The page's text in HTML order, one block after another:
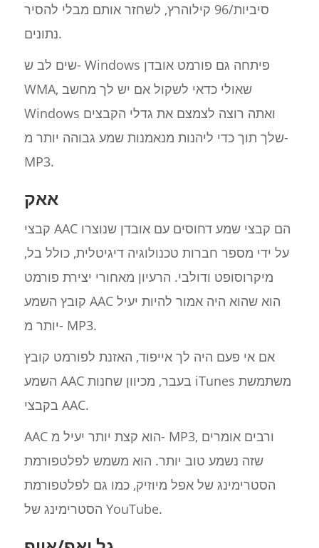
סיביות/96 קילוהרץ, לשחזר אותם מבלי להסיר
נתונים.
שים לב ש- Windows פיתחה גם פורמט אובדן
WMA, שאולי כדאי לשקול אם יש לך מחשב
Windows ואתה רוצה לצמצם את גדלי הקבצים
שלך תוך כדי ליהנות מנאמנות שמע גבוהה יותר מ-
MP3.
אאק
קבצי AAC הם קבצי שמע דחוסים עם אובדן שנוצרו
על ידי מספר חברות טכנולוגיה דיגיטלית, כולל בל,
מיקרוסופט ודולבי. הרעיון מאחורי יצירת פורמט
קובץ השמע AAC הוא שהוא היה אמור להיות יעיל
יותר מ- MP3.
אם אי פעם היה לך אייפוד, האזנת לפורמט קובץ
השמע AAC בעבר, מכיוון שחנות iTunes משתמשת
בקבצי AAC.
AAC הוא קצת יותר יעיל מ- MP3, ורבים אומרים
שזה נשמע טוב יותר. הוא משמש לפלטפורמת
הסטרימינג של אפל מיוזיק, כמו גם לפלטפורמת
הסטרימינג של YouTube.